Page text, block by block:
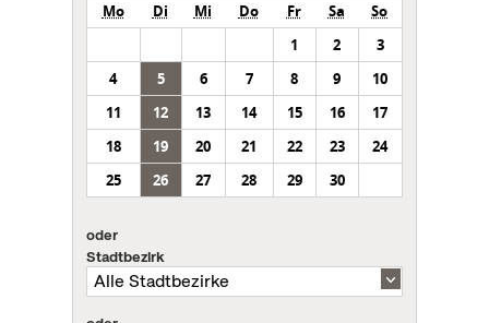
Mo Di Mi Do Fr Sa
So
1
2
3
4
5 6 7 8 9
10
11
12 13 14 15 16
17
18
19 20 21 22 23
24
25
26 27 28 29 30
oder
Stadtbezirk